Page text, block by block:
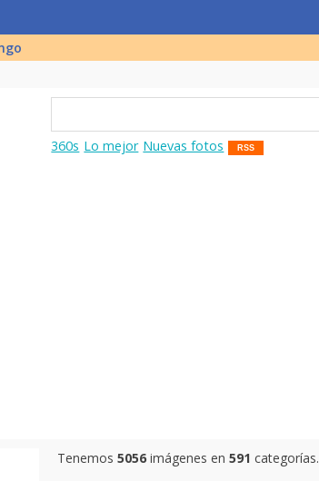
360s Lo mejor Nuevas fotos RSS
Tenemos5056 imágenes en591 categorías.